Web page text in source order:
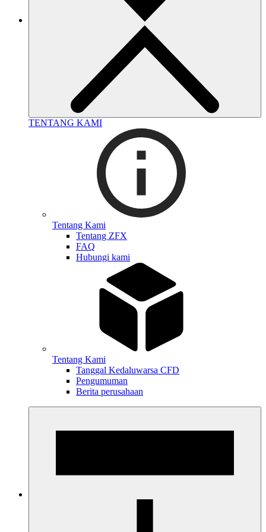
TENTANG KAMI
Tentang Kami
Tentang ZFX
FAQ
Hubungi kami
Tentang Kami
Tanggal Kedaluwarsa CFD
Pengumuman
Berita perusahaan